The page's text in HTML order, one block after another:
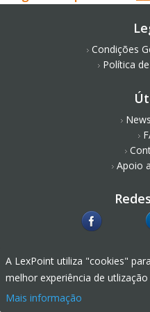
Condições
Política
Apoio
A LexPoint utiliza "cookies"
melhor experiência de
Mais informação